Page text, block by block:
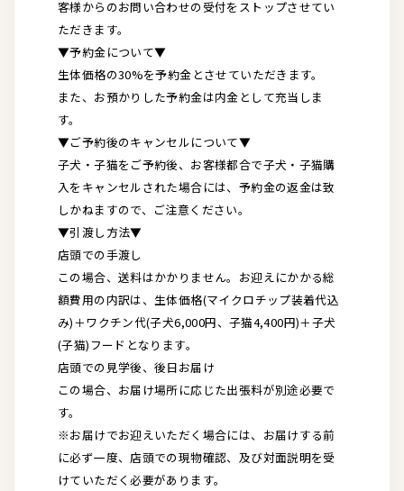
客様からのお問い合わせの受付をストップさせてい
ただきます。
▼予約金について▼
生体価格の30%を予約金とさせていただきます。
また、お預かりした予約金は内金として充当しま
す。
▼ご予約後のキャンセルについて▼
子犬・子猫をご予約後、お客様都合で子犬・子猫購
入をキャンセルされた場合には、予約金の返金は致
しかねますので、ご注意ください。
▼引渡し方法▼
店頭での手渡し
この場合、送料はかかりません。お迎えにかかる総
額費用の内訳は、生体価格(マイクロチップ装着代込
み)＋ワクチン代(子犬6,000円、子猫4,400円)＋子犬
(子猫)フードとなります。
店頭での見学後、後日お届け
この場合、お届け場所に応じた出張料が別途必要で
す。
※お届けでお迎えいただく場合には、お届けする前
に必ず一度、店頭での現物確認、及び対面説明を受
けていただく必要があります。